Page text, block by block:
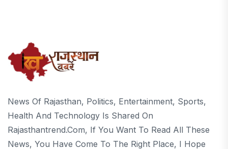
News Of Rajasthan, Politics, Entertainment, Sports,
Health And Technology Is Shared On
Rajasthantrend.com, If You Want To Read All These
News, You Have Come To The Right Place, I Hope